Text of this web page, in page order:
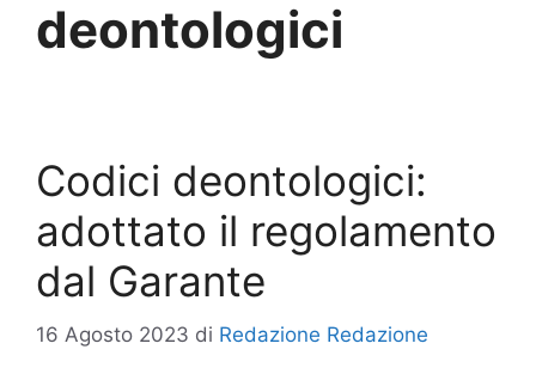
deontologici
Codici deontologici:
adottato il regolamento
dal Garante
16 Agosto 2023 di Redazione Redazione